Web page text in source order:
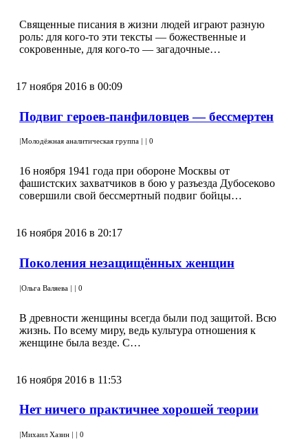
Священные писания в жизни людей играют разную
роль: для кого-то эти тексты — божественные и
сокровенные, для кого-то — загадочные…
17 ноября 2016 в 00:09
Подвиг героев-панфиловцев — бессмертен
Молодёжная аналитическая группа 0
16 ноября 1941 года при обороне Москвы от
фашистских захватчиков в бою у разъезда Дубосеково
совершили свой бессмертный подвиг бойцы…
16 ноября 2016 в 20:17
Поколения незащищённых женщин
|Ольга Валяева | | 0
В древности женщины всегда были под защитой. Всю
жизнь. По всему миру, ведь культура отношения к
женщине была везде. С…
16 ноября 2016 в 11:53
Нет ничего практичнее хорошей теории
|Михаил Хазин | | 0